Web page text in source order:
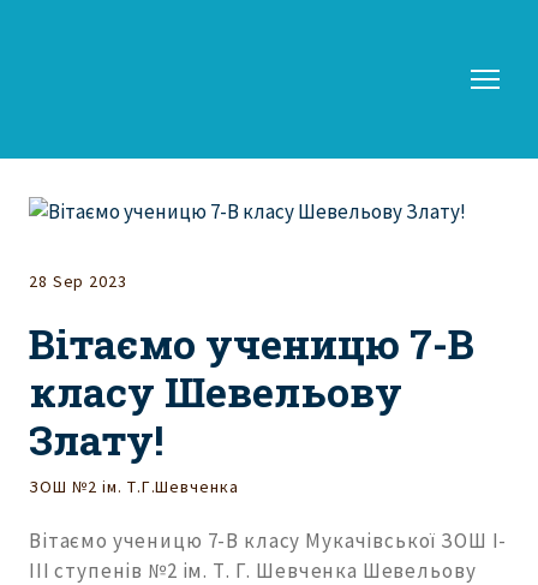
28 Sep 2023
Вітаємо ученицю 7-В
класу Шевельову
Злату!
ЗОШ №2 ім. Т.Г.Шевченка
Вітаємо ученицю 7-В класу Мукачівської ЗОШ І-
ІІІ ступенів №2 ім. Т. Г. Шевченка Шевельову